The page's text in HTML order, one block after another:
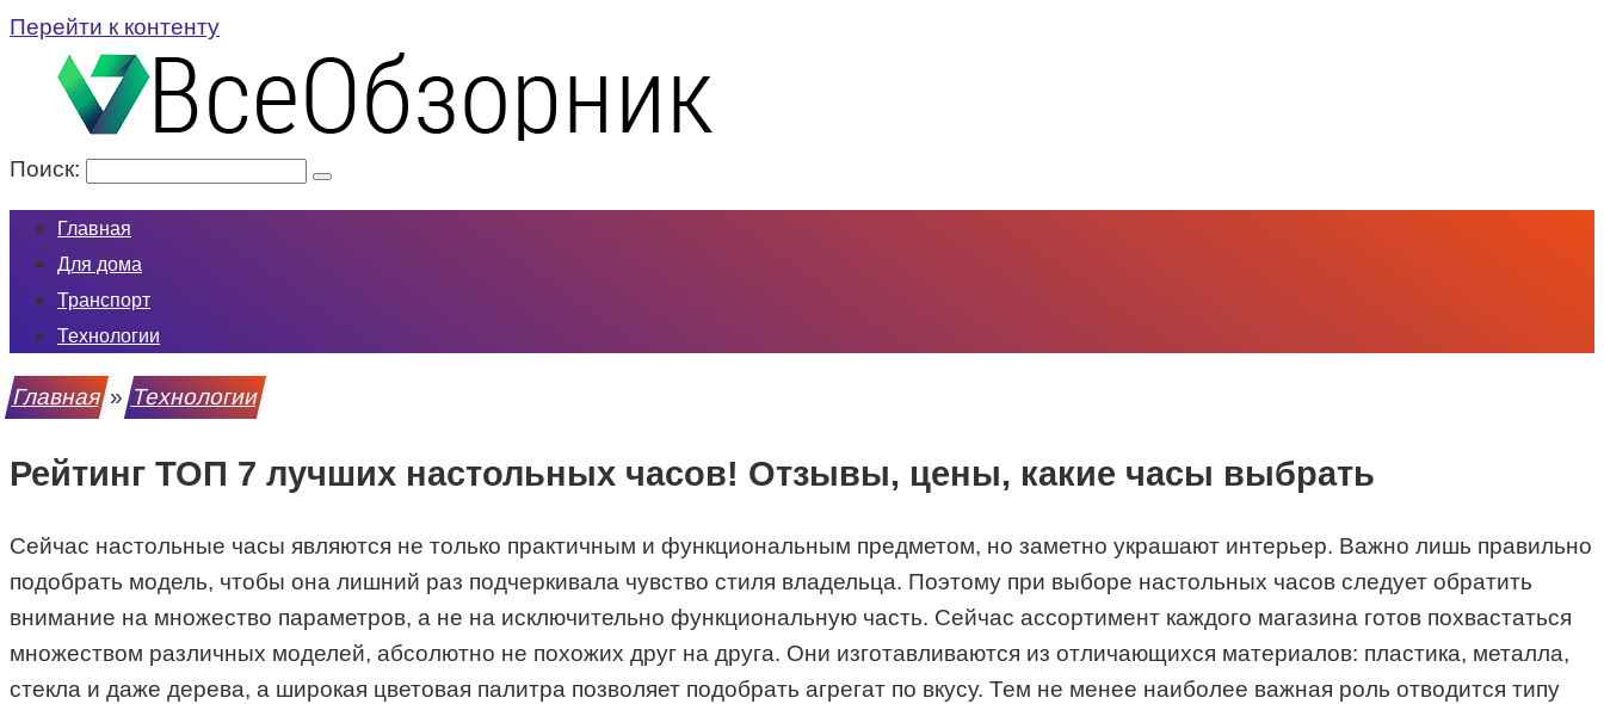
Перейти к контенту
Поиск:
Главная
Для дома
Транспорт
Технологии
Главная»Технологии
Рейтинг ТОП 7 лучших настольных часов! Отзывы, цены, какие часы выбрать
Сейчас настольные часы являются не только практичным и функциональным предметом, но заметно украшают интерьер. Важно лишь правильно
подобрать модель, чтобы она лишний раз подчеркивала чувство стиля владельца. Поэтому при выборе настольных часов следует обратить
внимание на множество параметров, а не на исключительно функциональную часть. Сейчас ассортимент каждого магазина готов похвастаться
множеством различных моделей, абсолютно не похожих друг на друга. Они изготавливаются из отличающихся материалов: пластика, металла,
стекла и даже дерева, а широкая цветовая палитра позволяет подобрать агрегат по вкусу. Тем не менее наиболее важная роль отводится типу